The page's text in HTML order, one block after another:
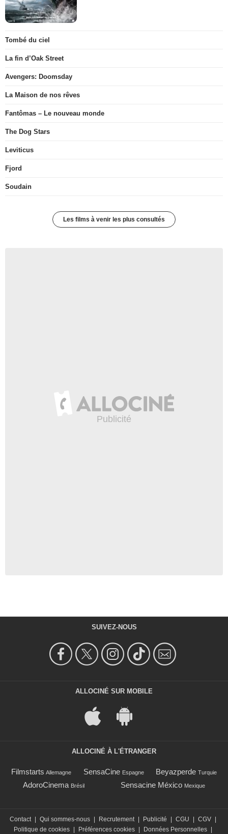
Tombé du ciel
La fin d’Oak Street
Avengers: Doomsday
La Maison de nos rêves
Fantômas – Le nouveau monde
The Dog Stars
Leviticus
Fjord
Soudain
Les films à venir les plus consultés
SUIVEZ-NOUS
ALLOCINÉ SUR MOBILE
ALLOCINÉ À L'ÉTRANGER
Filmstarts Allemagne SensaCine Espagne Beyazperde Turquie
AdoroCinema Brésil Sensacine México Mexique
Contact Qui sommes-nous Recrutement Publicité CGU CGV
Politique de cookies
Préférences cookies Données Personnelles